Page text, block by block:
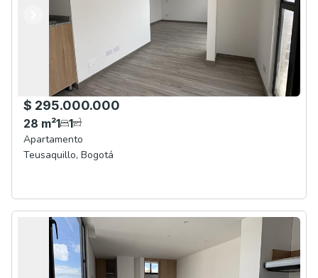
Anterior
Siguiente
$ 295.000.000
28 m²1 1
Apartamento
Teusaquillo, Bogotá